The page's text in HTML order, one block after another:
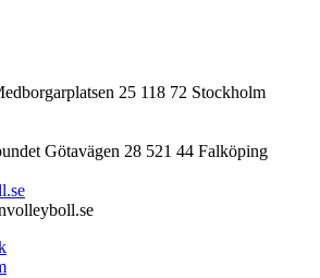
25 118 72 Stockholm
Götavägen 28 521 44 Falköping